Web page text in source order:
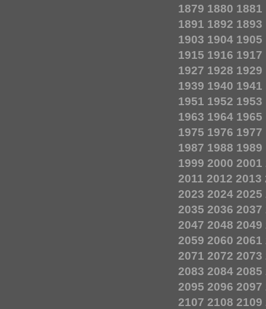
1879 1880 1881
1891 1892 1893
1903 1904 1905
1915 1916 1917
1927 1928 1929
1939 1940 1941
1951 1952 1953
1963 1964 1965
1975 1976 1977
1987 1988 1989
1999 2000 2001
2011 2012 2013
2023 2024 2025
2035 2036 2037
2047 2048 2049
2059 2060 2061
2071 2072 2073
2083 2084 2085
2095 2096 2097
2107 2108 2109